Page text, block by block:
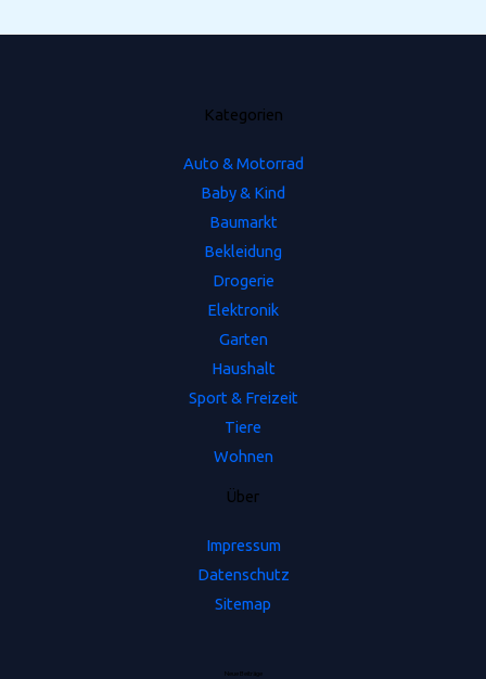
Kategorien
Auto & Motorrad
Baby & Kind
Baumarkt
Bekleidung
Drogerie
Elektronik
Garten
Haushalt
Sport & Freizeit
Tiere
Wohnen
Über
Impressum
Datenschutz
Sitemap
Neue Beiträge